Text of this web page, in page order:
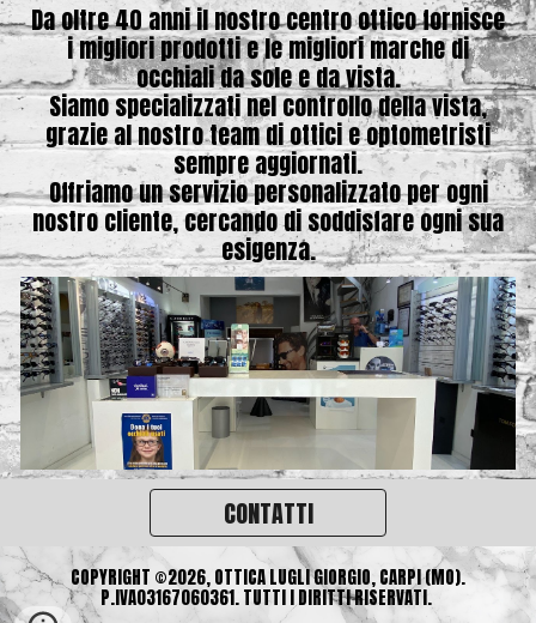
Da oltre 40 anni il nostro centro ottico fornisce
i migliori prodotti e le migliori marche di
occhiali da sole e da vista.
Siamo specializzati nel controllo della vista,
grazie al nostro team di ottici e optometristi
sempre aggiornati.
Offriamo un servizio personalizzato per ogni
nostro cliente, cercando di soddisfare ogni sua
esigenza.
CONTATTI
COPYRIGHT ©2026, OTTICA LUGLI GIORGIO, CARPI (MO).
P.IVA03167060361. TUTTI I DIRITTI RISERVATI.